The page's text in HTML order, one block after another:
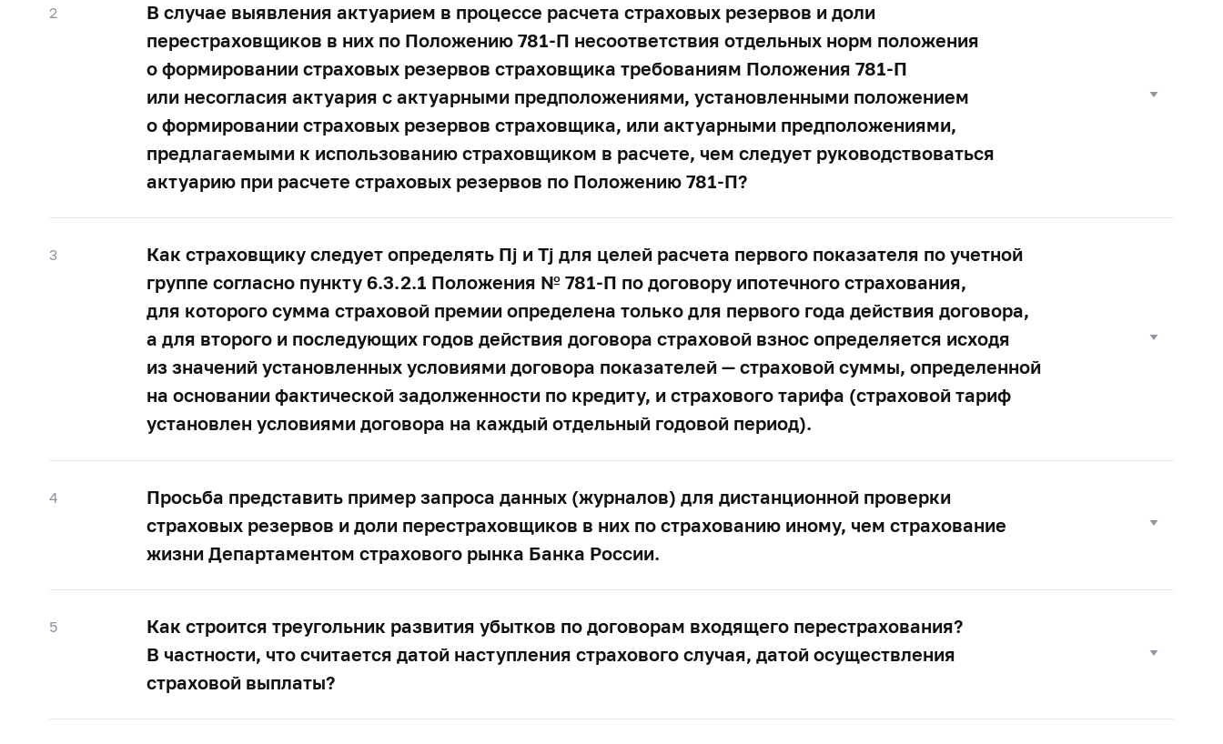
2
В случае выявления актуарием в процессе расчета страховых резервов и доли
перестраховщиков в них по Положению781-П несоответствия отдельных норм положения
о формировании страховых резервов страховщика требованиям Положения781-П
или несогласия актуария с актуарными предположениями, установленными положением
о формировании страховых резервов страховщика, или актуарными предположениями,
предлагаемыми к использованию страховщиком в расчете, чем следует руководствоваться
актуарию при расчете страховых резервов по Положению781-П?
3
Как страховщику следует определять Пj и Tj для целей расчета первого показателя по учетной
группе согласно пункту 6.3.2.1 Положения №781-П по договору ипотечного страхования,
для которого сумма страховой премии определена только для первого года действия договора,
а для второго и последующих годов действия договора страховой взнос определяется исходя
из значений установленных условиями договора показателей — страховой суммы, определенной
на основании фактической задолженности по кредиту, и страхового тарифа (страховой тариф
установлен условиями договора на каждый отдельный годовой период).
4
Просьба представить пример запроса данных (журналов) для дистанционной проверки
страховых резервов и доли перестраховщиков в них по страхованию иному, чем страхование
жизни Департаментом страхового рынка Банка России.
5
Как строится треугольник развития убытков по договорам входящего перестрахования?
В частности, что считается датой наступления страхового случая, датой осуществления
страховой выплаты?